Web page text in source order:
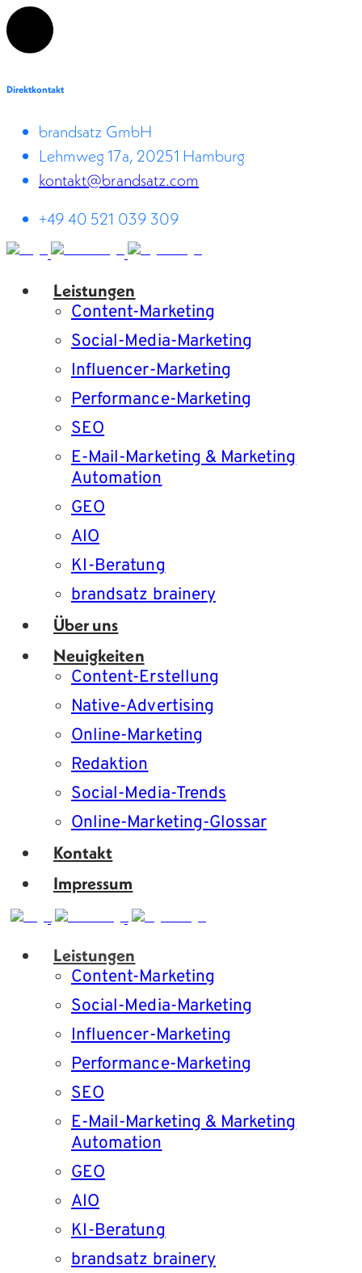
Direktkontakt
brandsatz GmbH
Lehmweg 17a, 20251 Hamburg
kontakt@brandsatz.com
+49 40 521 039 309
Leistungen
Content-Marketing
Social-Media-Marketing
Influencer-Marketing
Performance-Marketing
SEO
E-Mail-Marketing & Marketing
Automation
GEO
AIO
KI-Beratung
brandsatz brainery
Über uns
Neuigkeiten
Content-Erstellung
Native-Advertising
Online-Marketing
Redaktion
Social-Media-Trends
Online-Marketing-Glossar
Kontakt
Impressum
Leistungen
Content-Marketing
Social-Media-Marketing
Influencer-Marketing
Performance-Marketing
SEO
E-Mail-Marketing & Marketing
Automation
GEO
AIO
KI-Beratung
brandsatz brainery